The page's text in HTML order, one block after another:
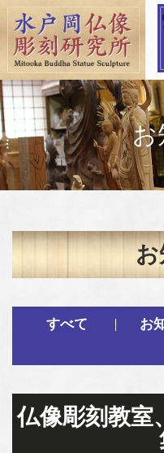
お
お
すべて お
仏像彫刻教室